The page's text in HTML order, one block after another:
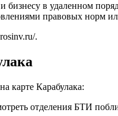
бизнесу в удаленном
правовых норм
.
карте Карабулака:
отделения БТИ